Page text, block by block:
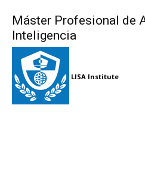
Máster Profesional de
Inteligencia
LISA Institute